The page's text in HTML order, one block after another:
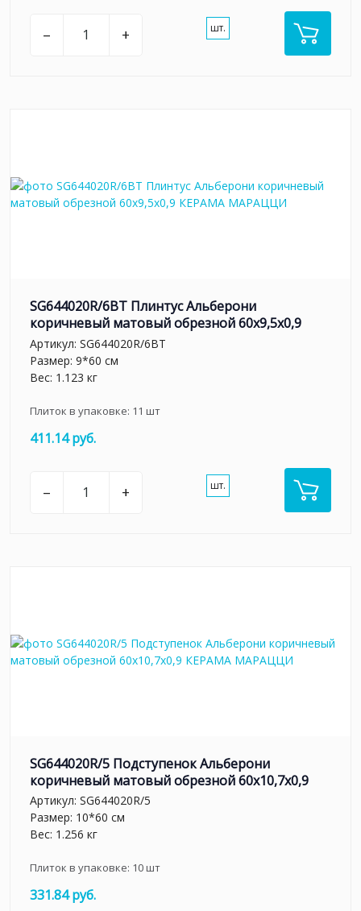
– + шт.
SG644020R/6BT Плинтус Альберони
коричневый матовый обрезной 60x9,5x0,9
Артикул: SG644020R/6BT
Размер: 9*60 см
Вес: 1.123 кг
Плиток в упаковке: 11 шт
411.14 руб.
– + шт.
SG644020R/5 Подступенок Альберони
коричневый матовый обрезной 60x10,7x0,9
Артикул: SG644020R/5
Размер: 10*60 см
Вес: 1.256 кг
Плиток в упаковке: 10шт
331.84 руб.